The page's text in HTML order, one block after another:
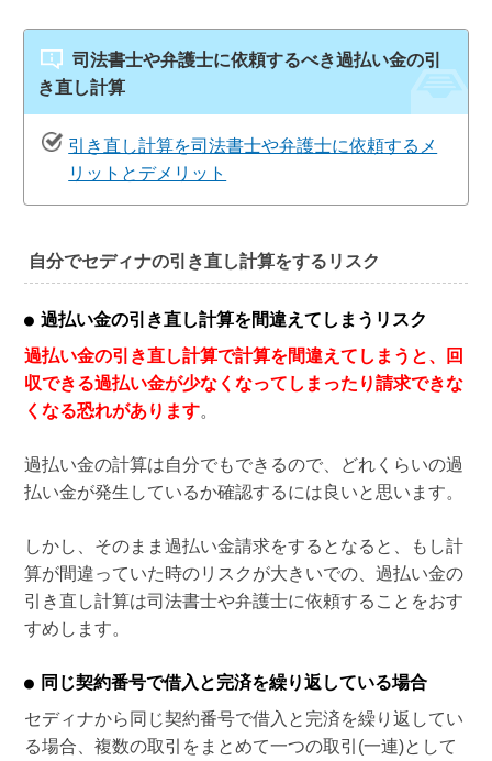
司法書士や弁護士に依頼するべき過払い金の引
き直し計算
引き直し計算を司法書士や弁護士に依頼するメ
リットとデメリット
自分でセディナの引き直し計算をするリスク
過払い金の引き直し計算を間違えてしまうリスク
過払い金の引き直し計算で計算を間違えてしまうと、回
収できる過払い金が少なくなってしまったり請求できな
くなる恐れがあります。
過払い金の計算は自分でもできるので、どれくらいの過
払い金が発生しているか確認するには良いと思います。
しかし、そのまま過払い金請求をするとなると、もし計
算が間違っていた時のリスクが大きいでの、過払い金の
引き直し計算は司法書士や弁護士に依頼することをおす
すめします。
同じ契約番号で借入と完済を繰り返している場合
セディナから同じ契約番号で借入と完済を繰り返してい
る場合、複数の取引をまとめて一つの取引(一連)として